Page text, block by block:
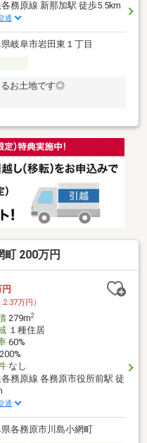
務原線 新那加駅 徒歩5.5km
通
岐阜市岩田東１丁目
るお土地です◎
町 200万円
円
万円）
279m2
１種住居
60%
なし
務原線 各務原市役所前駅 徒
通
各務原市川島小網町